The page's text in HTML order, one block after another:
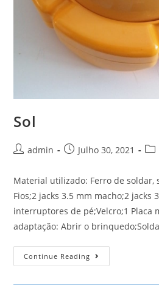
Sol
Postadmin
PostJulho 30, 2021
Material utilizado: Ferro de soldar,
Fios;2 jacks 3.5 mm macho;2 jacks
interruptores de pé;Velcro;1 Placa
adaptação: Abrir o
Continue Reading Sol